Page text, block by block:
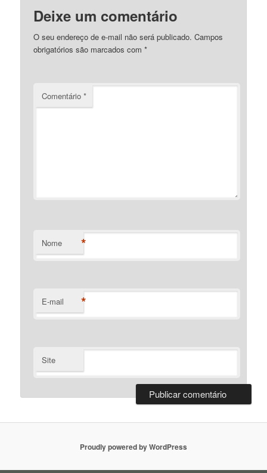
Deixe um comentário
O seu endereço de e-mail não será publicado. Campos
obrigatórios são marcados com*
Comentário*
Nome *
E-mail *
Site
Proudly powered by WordPress